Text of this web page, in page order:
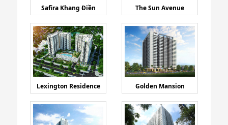
Safira Khang Điền The Sun Avenue
Lexington Residence Golden Mansion